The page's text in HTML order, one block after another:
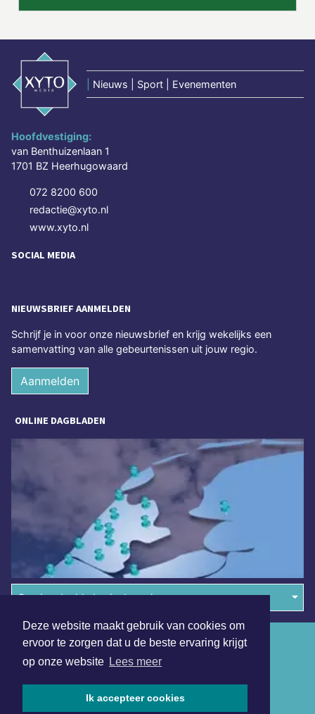
Deze website maakt gebruik van cookies om
ervoor te zorgen dat u de beste ervaring krijgt
op onze website Lees meer
Ik accepteer cookies
Nieuws | Sport | Evenementen
Hoofdvestiging:
van Benthuizenlaan 1
1701 BZ Heerhugowaard
072 8200 600
redactie@xyto.nl
www.xyto.nl
SOCIAL MEDIA
NIEUWSBRIEF AANMELDEN
Schrijf je in voor onze nieuwsbrief en krijg wekelijks een
samenvatting van alle gebeurtenissen uit jouw regio.
Aanmelden
ONLINE DAGBLADEN
Overige dagbladen in de regio
Algemene voorwaarden
Disclaimer